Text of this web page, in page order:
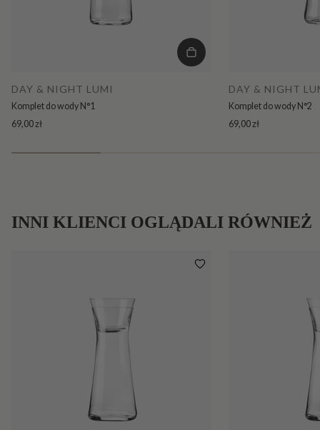
DAY & NIGHT LUMI
Komplet do wody N°1
69,00 zł
DAY & NIGHT
Komplet do wody N°2
69,00 zł
INNI KLIENCI OGLĄDALI RÓWNIEŻ